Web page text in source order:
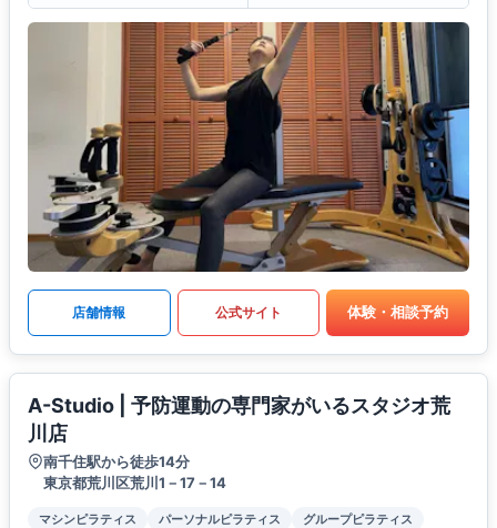
店舗情報 公式サイト 体験・相談予約
A-Studio | 予防運動の専門家がいるスタジオ荒
川店
南千住駅から徒歩14分
東京都荒川区荒川1－17－14
マシンピラティス パーソナルピラティス
グループピラティス